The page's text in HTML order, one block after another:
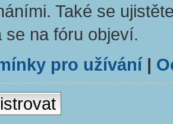
Také se
se na fóru objeví.
pro užívání|